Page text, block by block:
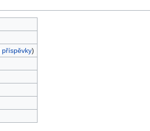
příspěvky)